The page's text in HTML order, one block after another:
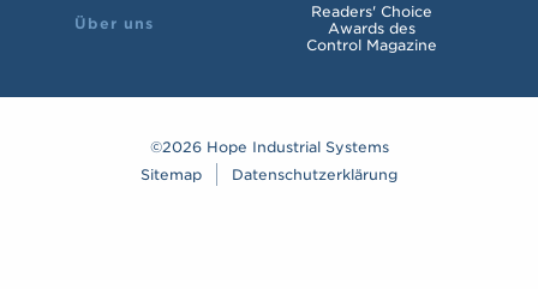
Über uns
Readers' Choice
Awards des
Control Magazine
©2026 Hope Industrial Systems
Sitemap
Datenschutzerklärung